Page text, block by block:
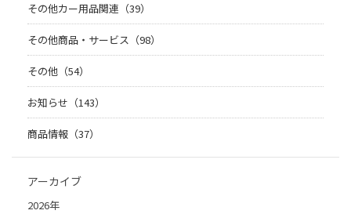
その他カー用品関連（39）
その他商品・サービス（98）
その他（54）
お知らせ（143）
商品情報（37）
アーカイブ
2026年